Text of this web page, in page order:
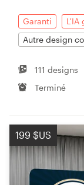
Garanti
L'IA
Autre design
111 designs
Terminé
199 $US